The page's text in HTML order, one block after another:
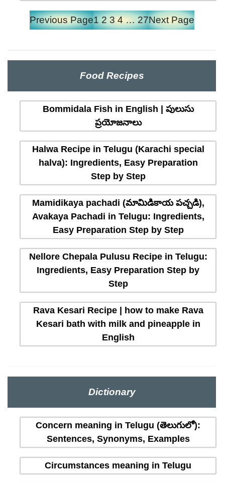
Previous Page1 2 3 4 … 27Next Page
Food Recipes
Bommidala Fish in English | పులుసు
ప్రయోజనాలు
Halwa Recipe in Telugu (Karachi special
halva): Ingredients, Easy Preparation
Step by Step
Mamidikaya pachadi (మామిడికాయ పచ్చడి),
Avakaya Pachadi in Telugu: Ingredients,
Easy Preparation Step by Step
Nellore Chepala Pulusu Recipe in Telugu:
Ingredients, Easy Preparation Step by
Step
Rava Kesari Recipe | how to make Rava
Kesari bath with milk and pineapple in
English
Dictionary
Concern meaning in Telugu (తెలుగులో):
Sentences, Synonyms, Examples
Circumstances meaning in Telugu